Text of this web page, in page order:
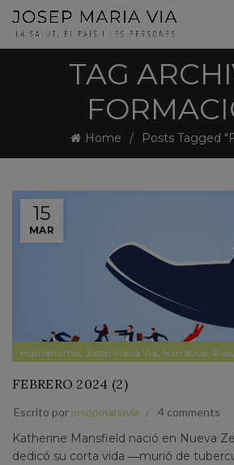
TAG
Home Posts Tagged
15
MAR
Humanismo, Josep Maria Via, Narrativa, País,
FEBRERO 2024 (2)
Escrito por josepmariavia 4 comments
Katherine Mansfield nació en Nueva
dedicó su corta vida ―murió de